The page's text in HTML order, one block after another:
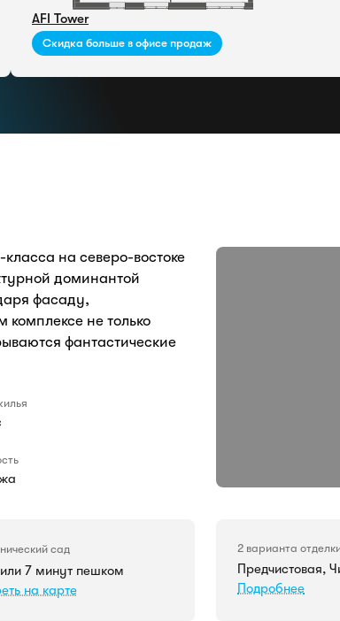
AFI Tower
Скидка больше в офисе продаж
на северо-востоке
доминантой
фасаду,
не только
фантастические
сад
7 минут пешком
на карте
2 варианта
Предчистовая,
Подробнее